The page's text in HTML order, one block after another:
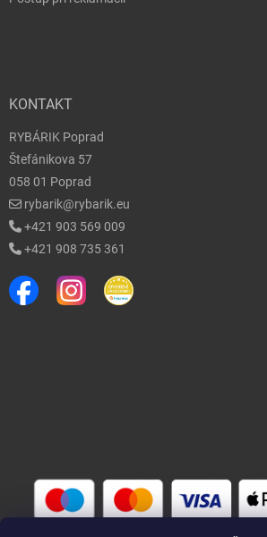
KONTAKT
RYBÁRIK Poprad
Štefánikova 57
058 01 Poprad
rybarik@rybarik.eu
+421 903 569 009
+421 908 735 361